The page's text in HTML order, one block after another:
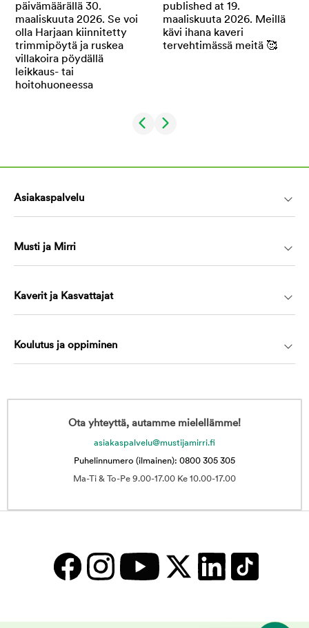
Asiakaspalvelu
Musti ja Mirri
Kaverit ja Kasvattajat
Koulutus ja oppiminen
Ota yhteyttä, autamme mielellämme!
asiakaspalvelu@mustijamirri.fi
Puhelinnumero (ilmainen): 0800 305 305
Ma-Ti & To-Pe 9.00-17.00 Ke 10.00-17.00